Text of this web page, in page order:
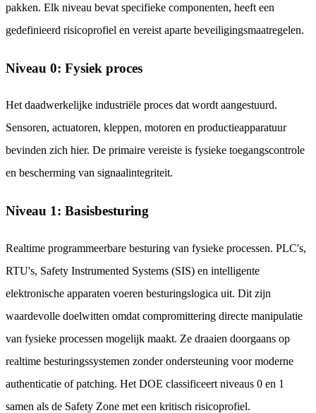
pakken. Elk niveau bevat specifieke componenten, heeft een
gedefinieerd risicoprofiel en vereist aparte beveiligingsmaatregelen.
Niveau 0: Fysiek proces
Het daadwerkelijke industriële proces dat wordt aangestuurd.
Sensoren, actuatoren, kleppen, motoren en productieapparatuur
bevinden zich hier. De primaire vereiste is fysieke toegangscontrole
en bescherming van signaalintegriteit.
Niveau 1: Basisbesturing
Realtime programmeerbare besturing van fysieke processen. PLC's,
RTU's, Safety Instrumented Systems (SIS) en intelligente
elektronische apparaten voeren besturingslogica uit. Dit zijn
waardevolle doelwitten omdat compromittering directe manipulatie
van fysieke processen mogelijk maakt. Ze draaien doorgaans op
realtime besturingssystemen zonder ondersteuning voor moderne
authenticatie of patching. Het DOE classificeert niveaus 0 en 1
samen als de Safety Zone met een kritisch risicoprofiel.